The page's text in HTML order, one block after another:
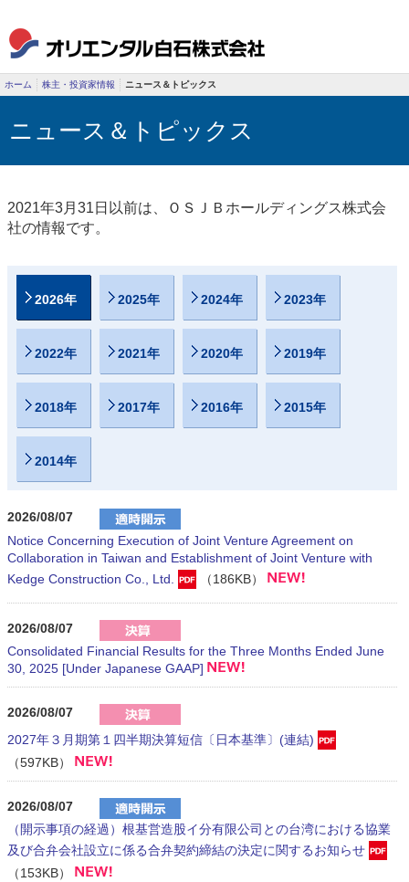
ホーム 株主・投資家情報 ニュース＆トピックス
ニュース＆トピックス
2021年3月31日以前は、ＯＳＪＢホールディングス株式会
社の情報です。
2026年 2025年 2024年 2023年
2022年 2021年 2020年 2019年
2018年 2017年 2016年 2015年
2014年
2026/08/07
Notice Concerning Execution of Joint Venture Agreement on
Collaboration in Taiwan and Establishment of Joint Venture with
Kedge Construction Co., Ltd.
（186KB）
2026/08/07
Consolidated Financial Results for the Three Months Ended June
30, 2025 [Under Japanese GAAP]
2026/08/07
2027年３月期第１四半期決算短信〔日本基準〕(連結)
（597KB）
2026/08/07
（開示事項の経過）根基営造股イ分有限公司との台湾における協業
及び合弁会社設立に係る合弁契約締結の決定に関するお知らせ
（153KB）